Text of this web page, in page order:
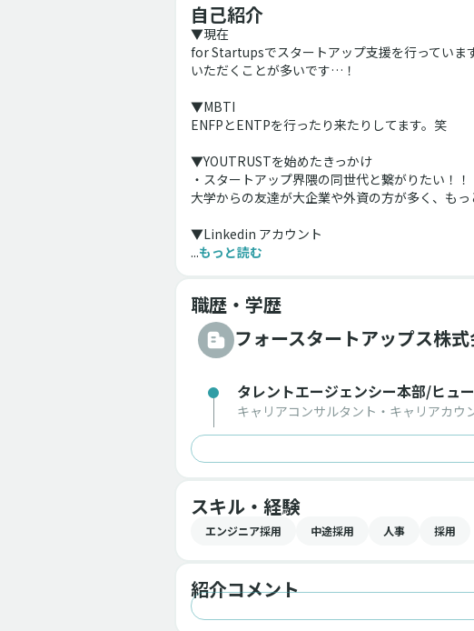
自己紹介
▼現在
for Startupsでスタートアップ支援を行っていま
いただくことが多いです…！
▼MBTI
ENFPとENTPを行ったり来たりしてます。笑
▼YOUTRUSTを始めたきっかけ
・スタートアップ界隈の同世代と繋がりたい！！
大学からの友達が大企業や外資の方が多く、も
▼Linkedin アカウント
...もっと読む
職歴・学歴
フォースタートアップス株
タレントエージェンシー本部/ヒュ
キャリアコンサルタント・キャリアカウ
スキル・経験
エンジニア採用 中途採用 人事 採用
紹介コメント